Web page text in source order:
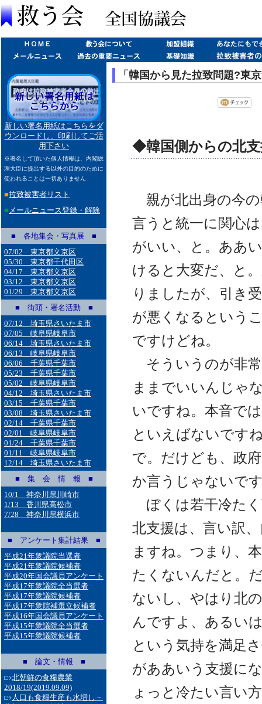
新しい署名用紙はこちらをダ
ウンロードし、印刷してご活
用下さい
※署名して頂いた個人情報は、内閣総
理大臣に提出する以外の目的のために
使われることは一切ありません
■拉致被害者リスト
■ メールニュース登録・解除
■ 各地集会・写真展 ■
07/02 東京都文京区
05/30 東京都千代田区
04/17 東京都文京区
03/12 東京都文京区
01/29 東京都文京区
■ 街頭・署名活動 ■
07/12 埼玉県さいたま市
07/05 岐阜県岐阜市
06/14 埼玉県さいたま市
06/13 岐阜県岐阜市
06/06 千葉県千葉市
05/23 千葉県千葉市
05/02 岐阜県岐阜市
04/12 埼玉県さいたま市
03/15 千葉県千葉市
03/08 埼玉県さいたま市
02/14 千葉県千葉市
02/01 岐阜県岐阜市
01/24 千葉県千葉市
01/11 岐阜県岐阜市
12/14 埼玉県さいたま市
■ 集 会 情 報 ■
10/1 神奈川県川崎市
1/13 香川県高松市
7/28 神奈川県横浜市
■ アンケート集計結果 ■
平成21年衆議院当選者
平成21年衆議院候補者
平成20年国会議員アンケート
平成17年衆議院全当選者
平成17年衆議院候補者
平成17年衆院補選立候補者
平成16年国会議員アンケート
平成15年衆議院全当選者
平成15年衆議院候補者
■ 論文・情報 ■
北朝鮮の食糧農業
2018/19(2019.09.09)
人口も食糧生産も水増し－
「韓国から見た拉致問題?東
◆韓国側からの北支
親が北出身の今の
言うと統一に関心
がいい、と。ああ
けると大変だ、と
りましたが、引き
が悪くなるという
ですけどね。
そういうのが非
ままでいいんじゃ
いですね。本音で
といえばないです
で。だけども、政
か言うじゃないで
ぼくは若干冷た
北支援は、言い訳
ますね。つまり、
たくないんだと。
ないし、やはり北
んですよ、あるい
という気持を満足
がああいう支援に
ょっと冷たい言い